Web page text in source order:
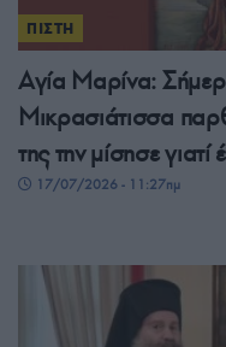
ΠΙΣΤΗ
Αγία Μαρίνα:
Μικρασιάτισσα
της την μίσησε γιατί
17/07/2026 - 11:27πμ